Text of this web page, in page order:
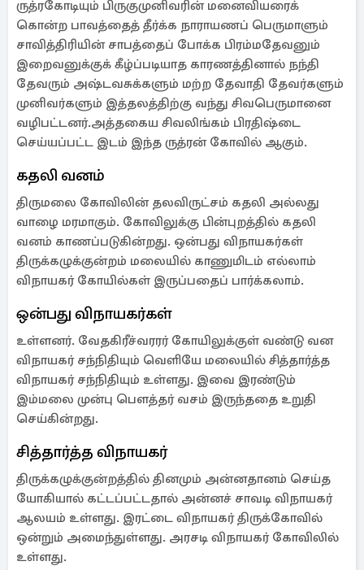
ருத்ரகோடியும் பிருகுமுனிவரின் மனைவியரைக்
கொன்ற பாவத்தைத் தீர்க்க நாராயணப் பெருமாளும்
சாவித்திரியின் சாபத்தைப் போக்க பிரம்மதேவனும்
இறைவனுக்குக் கீழ்ப்படியாத காரணத்தினால் நந்தி
தேவரும் அஷ்டவசுக்களும் மற்ற தேவாதி தேவர்களும்
முனிவர்களும் இத்தலத்திற்கு வந்து சிவபெருமானை
வழிபட்டனர்.அத்தகைய சிவலிங்கம் பிரதிஷ்டை
செய்யப்பட்ட இடம் இந்த ருத்ரன் கோவில் ஆகும்.
கதலி வனம்
திருமலை கோவிலின் தலவிருட்சம் கதலி அல்லது
வாழை மரமாகும். கோவிலுக்கு பின்புறத்தில் கதலி
வனம் காணப்படுகின்றது. ஒன்பது விநாயகர்கள்
திருக்கழுக்குன்றம் மலையில் காணுமிடம் எல்லாம்
விநாயகர் கோயில்கள் இருப்பதைப் பார்க்கலாம்.
ஒன்பது விநாயகர்கள்
உள்ளனர். வேதகிரீச்வரரர் கோயிலுக்குள் வண்டு வன
விநாயகர் சந்நிதியும் வெளியே மலையில் சித்தார்த்த
விநாயகர் சந்நிதியும் உள்ளது. இவை இரண்டும்
இம்மலை முன்பு பௌத்தர் வசம் இருந்ததை உறுதி
செய்கின்றது.
சித்தார்த்த விநாயகர்
திருக்கழுக்குன்றத்தில் தினமும் அன்னதானம் செய்த
யோகியால் கட்டப்பட்டதால் அன்னச் சாவடி விநாயகர்
ஆலயம் உள்ளது. இரட்டை விநாயகர் திருக்கோவில்
ஒன்றும் அமைந்துள்ளது. அரசடி விநாயகர் கோவிலில்
உள்ளது.